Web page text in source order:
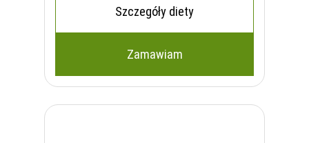
Szczegóły diety
Zamawiam